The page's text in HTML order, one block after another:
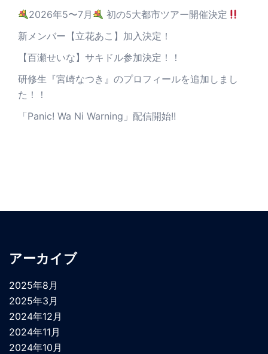
2026年5〜7月
初の5大都市ツアー開催決定
新メンバー【立花あこ】加入決定！
【百瀬せいな】サキドル参加決定！！
研修生『宮崎なつき』のプロフィールを追加しまし
た！！
「Panic! Wa Ni Warning」配信開始!!
アーカイブ
2025年8月
2025年3月
2024年12月
2024年11月
2024年10月